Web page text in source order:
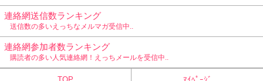
連絡網送信数ランキング
送信数の多いえっちなメルマガ受信中..
連絡網参加者数ランキング
購読者の多い人気連絡網！えっちメールを受信中..